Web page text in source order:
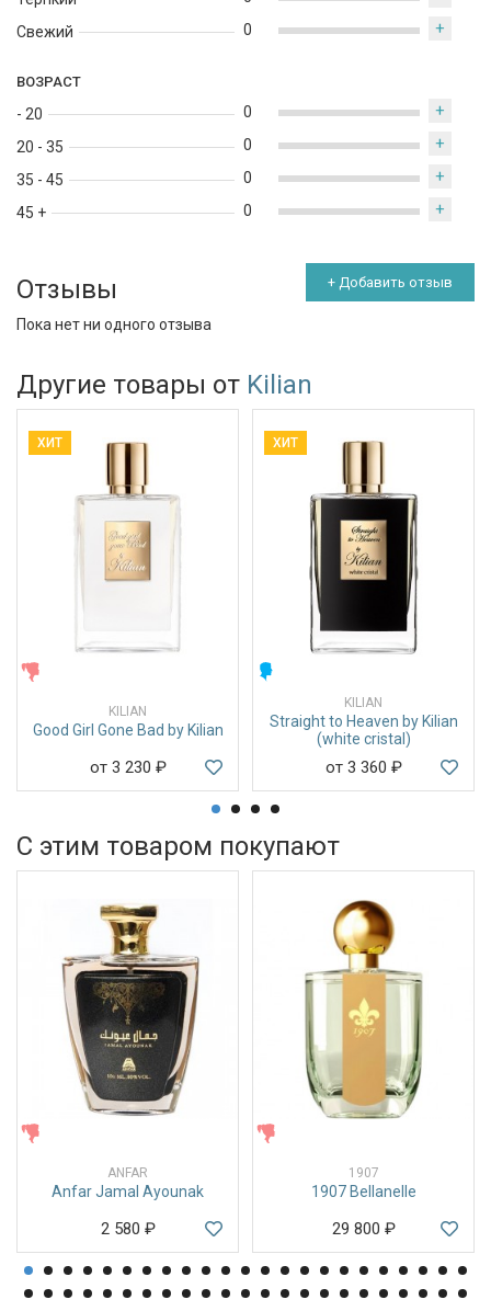
Свежий
0 +
ВОЗРАСТ
- 20
20 - 35
35 - 45
45 +
0 +
0 +
0 +
0 +
Отзывы + Добавить отзыв
Пока нет ни одного отзыва
Другие товары от Kilian
ХИТ
KILIAN
Good Girl Gone Bad by Kilian
от 3 230 ₽
ХИТ
KILIAN
Straight to Heaven by Kilian
(white cristal)
от 3 360 ₽
С этим товаром покупают
ANFAR
Anfar Jamal Ayounak
2 580 ₽
1907
1907 Bellanelle
29 800 ₽